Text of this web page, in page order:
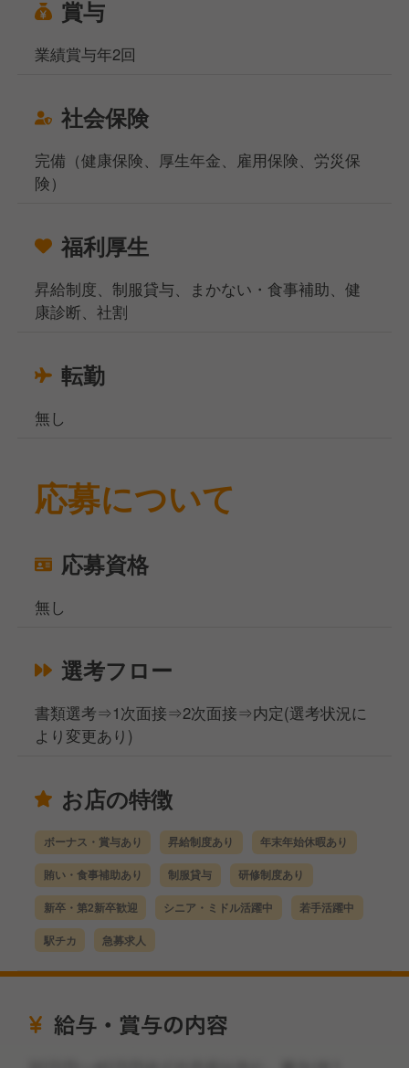
賞与
業績賞与年2回
社会保険
完備（健康保険、厚生年金、雇用保険、労災保
険）
福利厚生
昇給制度、制服貸与、まかない・食事補助、健
康診断、社割
転勤
無し
応募について
応募資格
無し
選考フロー
書類選考⇒1次面接⇒2次面接⇒内定(選考状況に
より変更あり)
お店の特徴
ボーナス・賞与あり 昇給制度あり 年末年始休暇あり
賄い・食事補助あり 制服貸与 研修制度あり
新卒・第2新卒歓迎 シニア・ミドル活躍中 若手活躍中
駅チカ 急募求人